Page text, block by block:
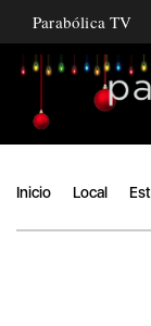
Parabólica TV
Inicio Local